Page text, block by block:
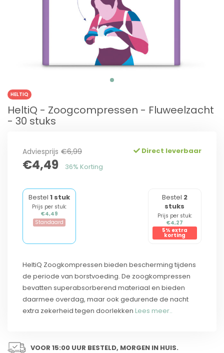
HELTIQ
HeltiQ - Zoogcompressen - Fluweelzacht
- 30 stuks
Adviesprijs €6,99
€4,49 36% Korting
Direct leverbaar
Bestel 1 stuk
Prijs per stuk:
€4,49
Standaard
Bestel 2
stuks
Prijs per stuk:
€4,27
5% extra
korting
HeltiQ Zoogkompressen bieden bescherming tijdens
de periode van borstvoeding. De zoogkompressen
bevatten superabsorberend materiaal en bieden
daarmee overdag, maar ook gedurende de nacht
extra zekerheid tegen doorlekken Lees meer..
VOOR 15:00 UUR BESTELD, MORGEN IN HUIS.